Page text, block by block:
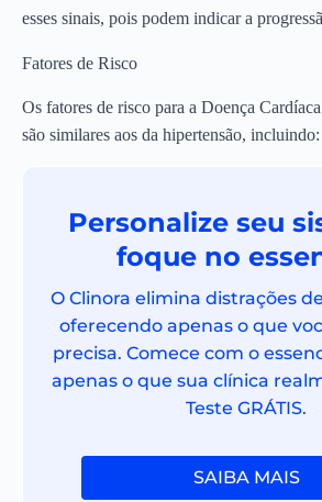
esses sinais, pois podem indicar a
Fatores de Risco
Os fatores de risco para a Doença
são similares aos da hipertensão, incluindo:
Personalize seu
foque no
O Clinora elimina distrações
oferecendo apenas o que
precisa. Comece com o
apenas o que sua clínica
Teste GRÁTIS.
SAIBA MAIS